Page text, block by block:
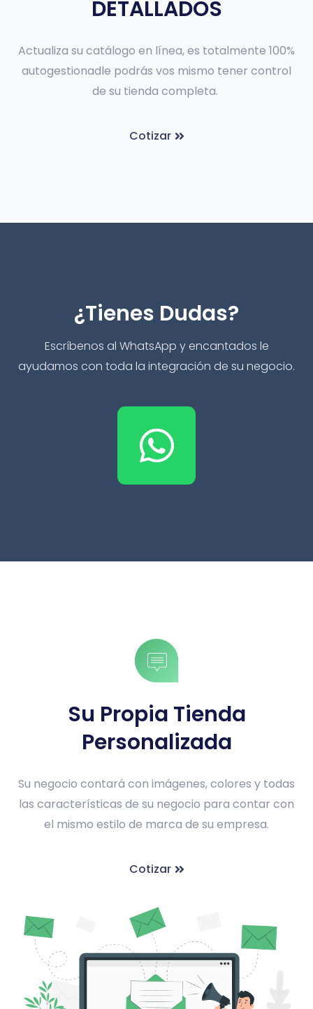
DETALLADOS
Actualiza su catálogo en línea, es totalmente 100%
autogestionadle podrás vos mismo tener control
de su tienda completa.
Cotizar
¿Tienes Dudas?
Escríbenos al WhatsApp y encantados le
ayudamos con toda la integración de su negocio.
Su Propia Tienda
Personalizada
Su negocio contará con imágenes, colores y todas
las características de su negocio para contar con
el mismo estilo de marca de su empresa.
Cotizar